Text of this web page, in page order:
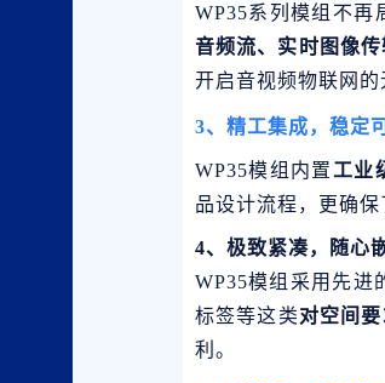
WP35系列模组不再
音频流、实时图像传
开启音视频物联网的
3、精工集成，稳定
WP35模组内置工业
品设计流程，更确保
4、极致紧凑，随心
WP35模组采用先进
标签等这类对空间
利。